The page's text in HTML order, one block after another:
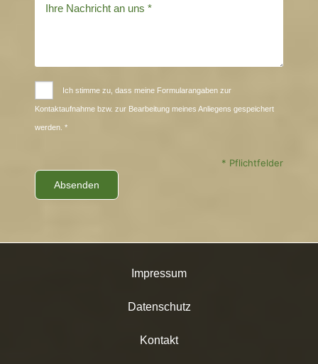
Ich stimme zu, dass meine Formularangaben zur
Kontaktaufnahme bzw. zur Bearbeitung meines Anliegens gespeichert
werden. *
* Pflichtfelder
Impressum
Datenschutz
Kontakt